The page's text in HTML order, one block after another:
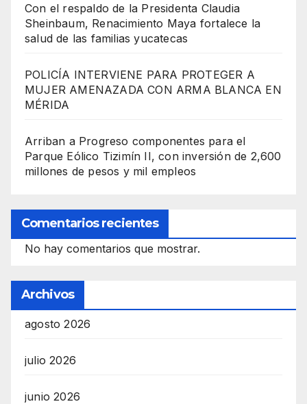
Con el respaldo de la Presidenta Claudia
Sheinbaum, Renacimiento Maya fortalece la
salud de las familias yucatecas
POLICÍA INTERVIENE PARA PROTEGER A
MUJER AMENAZADA CON ARMA BLANCA EN
MÉRIDA
Arriban a Progreso componentes para el
Parque Eólico Tizimín II, con inversión de 2,600
millones de pesos y mil empleos
Comentarios recientes
No hay comentarios que mostrar.
Archivos
agosto 2026
julio 2026
junio 2026